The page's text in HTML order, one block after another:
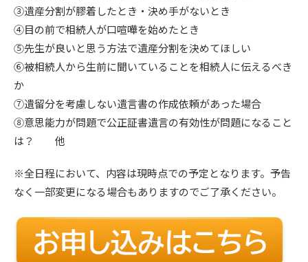
③遺産分割が膠着したとき・決め手がないとき
④目の前で相続人が口喧嘩を始めたとき
⑤先生が良いと思う方法で遺産分割を決めてほしい
⑥被相続人から生前に聞いていることを相続人に伝えるべき
か
⑦遺留分を考慮しない遺言書の作成依頼があった場合
⑧意思能力が問題で公正証書遺言の有効性が問題になること
は？ 他
※全日程において、内容は現時点での予定となります。予告
なく一部変更になる場合もありますのでご了承ください。